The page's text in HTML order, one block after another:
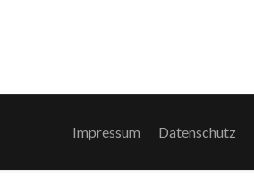
Impressum Datenschutz